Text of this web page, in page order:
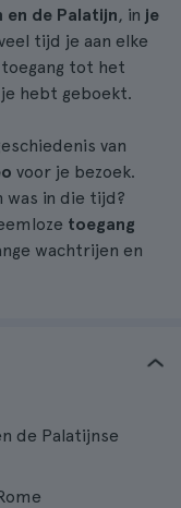
en de Palatijn, in je
tijd je aan elke
tot het
hebt geboekt.
van
voor je bezoek.
was in die tijd?
toegang
wachtrijen en
de Palatijnse